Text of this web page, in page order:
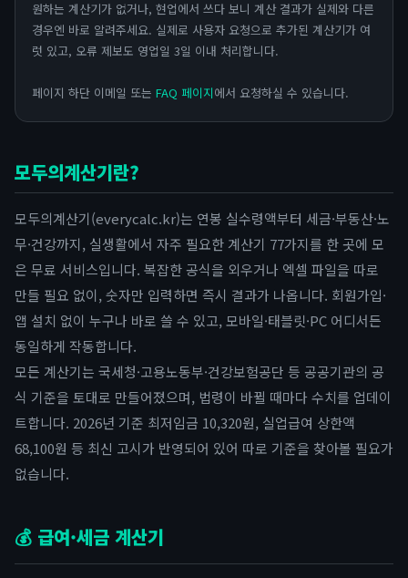
원하는 계산기가 없거나, 현업에서 쓰다 보니 계산 결과가 실제와 다른
경우엔 바로 알려주세요. 실제로 사용자 요청으로 추가된 계산기가 여
럿 있고, 오류 제보도 영업일 3일 이내 처리합니다.
페이지 하단 이메일 또는 FAQ 페이지에서 요청하실 수 있습니다.
모두의계산기란?
모두의계산기(everycalc.kr)는 연봉 실수령액부터 세금·부동산·노
무·건강까지, 실생활에서 자주 필요한 계산기 77가지를 한 곳에 모
은 무료 서비스입니다. 복잡한 공식을 외우거나 엑셀 파일을 따로
만들 필요 없이, 숫자만 입력하면 즉시 결과가 나옵니다. 회원가입·
앱 설치 없이 누구나 바로 쓸 수 있고, 모바일·태블릿·PC 어디서든
동일하게 작동합니다.
모든 계산기는 국세청·고용노동부·건강보험공단 등 공공기관의 공
식 기준을 토대로 만들어졌으며, 법령이 바뀔 때마다 수치를 업데이
트합니다. 2026년 기준 최저임금 10,320원, 실업급여 상한액
68,100원 등 최신 고시가 반영되어 있어 따로 기준을 찾아볼 필요가
없습니다.
💰 급여·세금 계산기